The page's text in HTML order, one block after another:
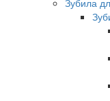
Зубила